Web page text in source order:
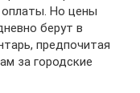
оплаты. Но цены
берут в
предпочитая
за городские